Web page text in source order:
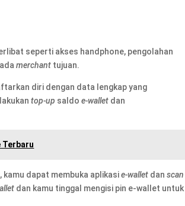
seperti akses handphone, pengolahan
merchant tujuan.
diri dengan data lengkap yang
top-up saldoe-wallet dan
Terbaru
kamu dapat membuka aplikasie-wallet danscan
dan kamu tinggal mengisi pin e-wallet untuk